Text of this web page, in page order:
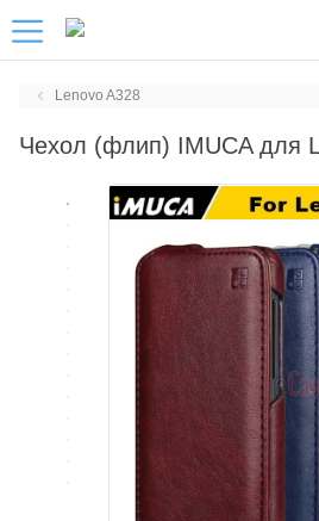
Lenovo A328
Чехол (флип) IMUCA для